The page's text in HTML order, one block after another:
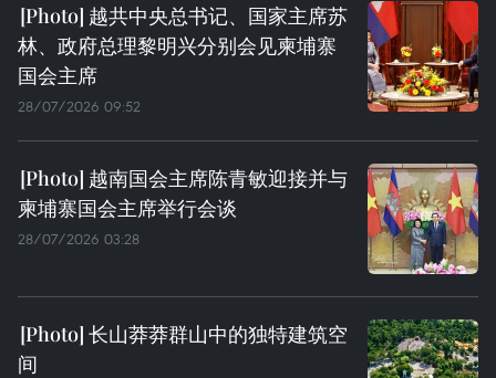
越共中央总书记、国家主席苏
林、政府总理黎明兴分别会见柬埔寨
国会主席
28/07/2026 09:52
越南国会主席陈青敏迎接并与
柬埔寨国会主席举行会谈
28/07/2026 03:28
长山莽莽群山中的独特建筑空
间